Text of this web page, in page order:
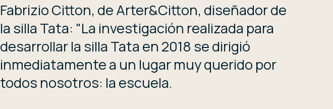
Fabrizio Citton, de Arter&Citton, diseñador de
la silla Tata: "La investigación realizada para
desarrollar la silla Tata en 2018 se dirigió
inmediatamente a un lugar muy querido por
todos nosotros: la escuela.